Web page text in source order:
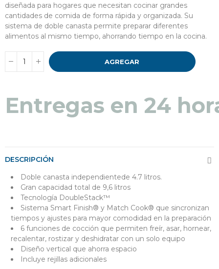
diseñada para hogares que necesitan cocinar grandes
cantidades de comida de forma rápida y organizada. Su
sistema de doble canasta permite preparar diferentes
alimentos al mismo tiempo, ahorrando tiempo en la cocina.
AGREGAR
Entregas en 24
DESCRIPCIÓN
Doble canasta independientede 4.7 litros.
Gran capacidad total de 9,6 litros
Tecnología DoubleStack™
Sistema Smart Finish® y Match Cook® que sincronizan
tiempos y ajustes para mayor comodidad en la preparación
6 funciones de cocción que permiten freír, asar, hornear,
recalentar, rostizar y deshidratar con un solo equipo
Diseño vertical que ahorra espacio
Incluye rejillas adicionales